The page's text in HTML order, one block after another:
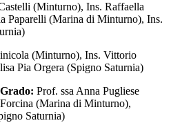
(Minturno), Ins. Raffaella
Paparelli (Marina di Minturno), Ins.
(Minturno), Ins. Vittorio
Pia Orgera (Spigno Saturnia)
Prof. ssa Anna Pugliese
(Marina di Minturno),
Saturnia)